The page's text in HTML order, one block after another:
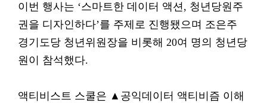
이번 행사는 ‘스마트한 데이터 액션, 청년당원주
권을 디자인하다’를 주제로 진행됐으며 조은주
경기도당 청년위원장을 비롯해 20여 명의 청년당
원이 참석했다.
액티비스트 스쿨은 ▲공익데이터 액티비즘 이해